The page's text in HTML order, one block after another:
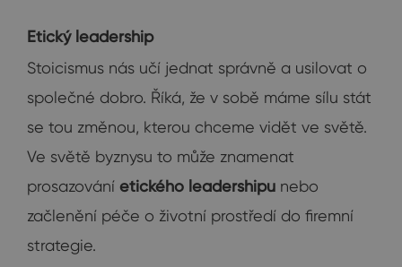
Etický leadership
Stoicismus nás učí jednat správně a usilovat o
společné dobro. Říká, že v sobě máme sílu stát
se tou změnou, kterou chceme vidět ve světě.
Ve světě byznysu to může znamenat
prosazování etického leadershipu nebo
začlenění péče o životní prostředí do firemní
strategie.